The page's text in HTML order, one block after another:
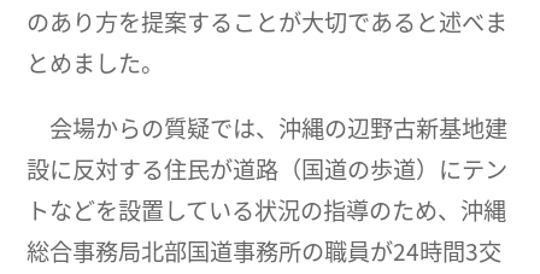
のあり方を提案することが大切であると述べま
とめました。
会場からの質疑では、沖縄の辺野古新基地建
設に反対する住民が道路（国道の歩道）にテン
トなどを設置している状況の指導のため、沖縄
総合事務局北部国道事務所の職員が24時間3交